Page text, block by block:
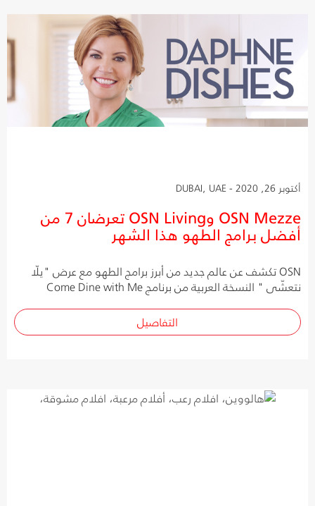
أكتوبر 26, 2020 - DUBAI, UAE
OSN Mezze وOSN Living تعرضان 7 من
أفضل برامج الطهو هذا الشهر
OSN تكشف عن عالم جديد من أبرز برامج الطهو مع عرض "يلّا
نتعشّى " النسخة العربية من برنامج Come Dine with Me
التفاصيل